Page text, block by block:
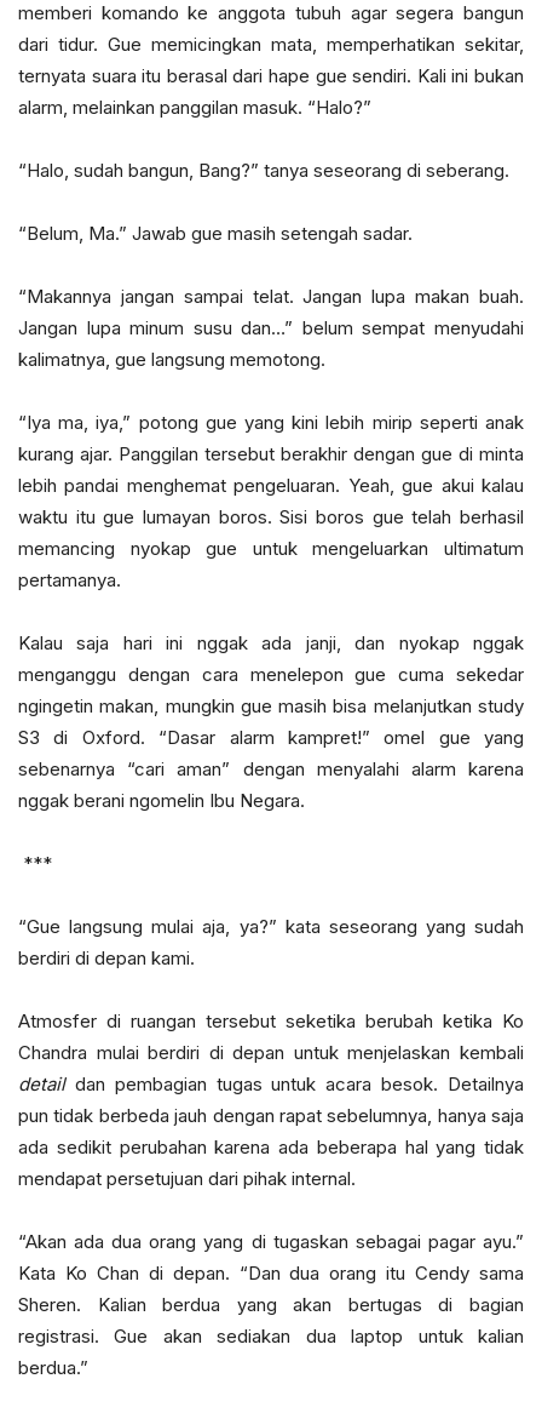
memberi komando ke anggota tubuh agar segera bangun
dari tidur. Gue memicingkan mata, memperhatikan sekitar,
ternyata suara itu berasal dari hape gue sendiri. Kali ini bukan
alarm, melainkan panggilan masuk. “Halo?”
“Halo, sudah bangun, Bang?” tanya seseorang di seberang.
“Belum, Ma.” Jawab gue masih setengah sadar.
“Makannya jangan sampai telat. Jangan lupa makan buah.
Jangan lupa minum susu dan…” belum sempat menyudahi
kalimatnya, gue langsung memotong.
“Iya ma, iya,” potong gue yang kini lebih mirip seperti anak
kurang ajar. Panggilan tersebut berakhir dengan gue di minta
lebih pandai menghemat pengeluaran. Yeah, gue akui kalau
waktu itu gue lumayan boros. Sisi boros gue telah berhasil
memancing nyokap gue untuk mengeluarkan ultimatum
pertamanya.
Kalau saja hari ini nggak ada janji, dan nyokap nggak
menganggu dengan cara menelepon gue cuma sekedar
ngingetin makan, mungkin gue masih bisa melanjutkan study
S3 di Oxford. “Dasar alarm kampret!” omel gue yang
sebenarnya “cari aman” dengan menyalahi alarm karena
nggak berani ngomelin Ibu Negara.
***
“Gue langsung mulai aja, ya?” kata seseorang yang sudah
berdiri di depan kami.
Atmosfer di ruangan tersebut seketika berubah ketika Ko
Chandra mulai berdiri di depan untuk menjelaskan kembali
detaildan pembagian tugas untuk acara besok. Detailnya
pun tidak berbeda jauh dengan rapat sebelumnya, hanya saja
ada sedikit perubahan karena ada beberapa hal yang tidak
mendapat persetujuan dari pihak internal.
“Akan ada dua orang yang di tugaskan sebagai pagar ayu.”
Kata Ko Chan di depan. “Dan dua orang itu Cendy sama
Sheren. Kalian berdua yang akan bertugas di bagian
registrasi. Gue akan sediakan dua laptop untuk kalian
berdua.”